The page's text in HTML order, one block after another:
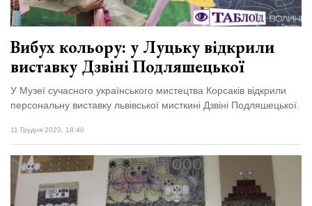
Вибух кольору: у Луцьку відкрили
виставку Дзвіні Подляшецької
У Музеї сучасного українського мистецтва Корсаків відкрили
персональну виставку львівської мисткині Дзвіні Подляшецької.
11 Грудня 2020, 18:40